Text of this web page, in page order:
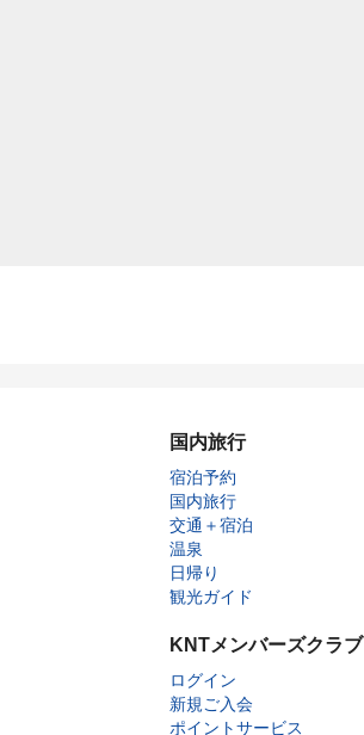
国内旅行
宿泊予約
国内旅行
交通＋宿泊
温泉
日帰り
観光ガイド
KNTメンバーズクラブ
ログイン
新規ご入会
ポイントサービス